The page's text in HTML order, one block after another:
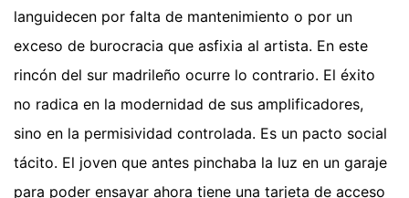
languidecen por falta de mantenimiento o por un
exceso de burocracia que asfixia al artista. En este
rincón del sur madrileño ocurre lo contrario. El éxito
no radica en la modernidad de sus amplificadores,
sino en la permisividad controlada. Es un pacto social
tácito. El joven que antes pinchaba la luz en un garaje
para poder ensayar ahora tiene una tarjeta de acceso